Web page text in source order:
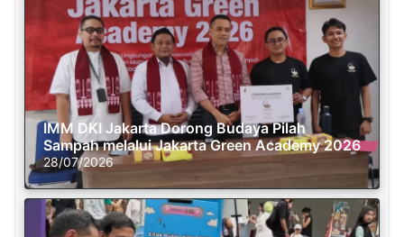
IMM DKI Jakarta Dorong Budaya Pilah
Sampah melalui Jakarta Green Academy 2026
28/07/2026